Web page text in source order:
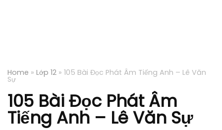
Home » Lớp 12 » 105 Bài Đọc Phát Âm Tiếng Anh – Lê Văn
Sự
105 Bài Đọc Phát Âm
Tiếng Anh – Lê Văn Sự